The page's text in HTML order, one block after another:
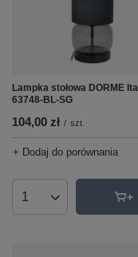
Lampka stołowa DORME
63748-BL-SG
104,00 zł / szt.
+ Dodaj do porównania
Ilość produktów